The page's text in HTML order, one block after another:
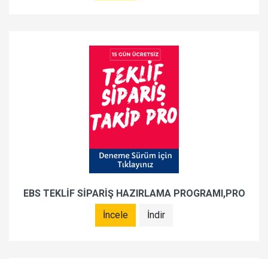
EBS TEKLİF SİPARİŞ HAZIRLAMA PROGRAMI,PRO
İncele
İndir